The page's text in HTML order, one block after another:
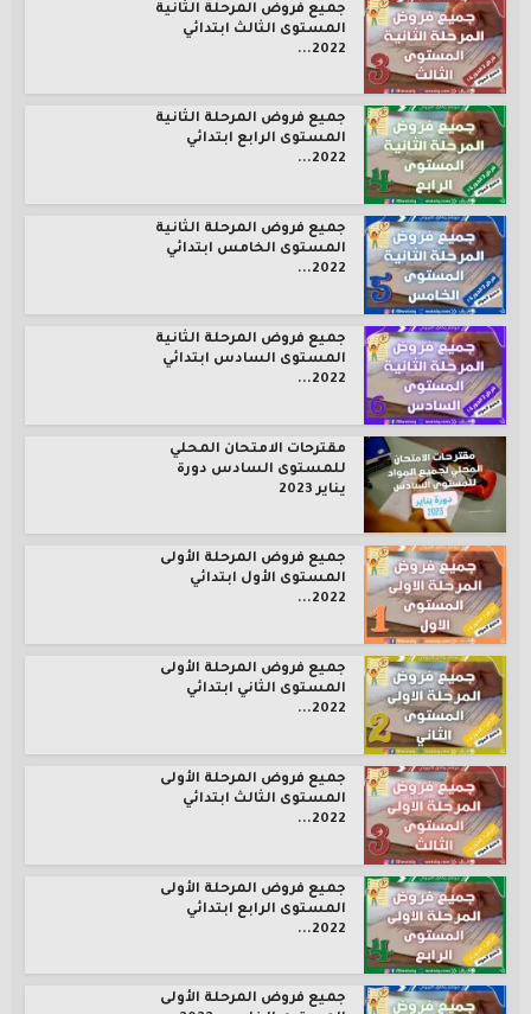
جميع فروض المرحلة الثانية
المستوى الثالث ابتدائي
2022...
جميع فروض المرحلة الثانية
المستوى الرابع ابتدائي
2022...
جميع فروض المرحلة الثانية
المستوى الخامس ابتدائي
2022...
جميع فروض المرحلة الثانية
المستوى السادس ابتدائي
2022...
مقترحات الامتحان المحلي
للمستوى السادس دورة
يناير 2023
جميع فروض المرحلة الأولى
المستوى الأول ابتدائي
2022...
جميع فروض المرحلة الأولى
المستوى الثاني ابتدائي
2022...
جميع فروض المرحلة الأولى
المستوى الثالث ابتدائي
2022...
جميع فروض المرحلة الأولى
المستوى الرابع ابتدائي
2022...
جميع فروض المرحلة الأولى